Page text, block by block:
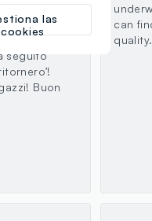
hanno
trovato la
ha messo
seguito
Buon
can
las
cookies